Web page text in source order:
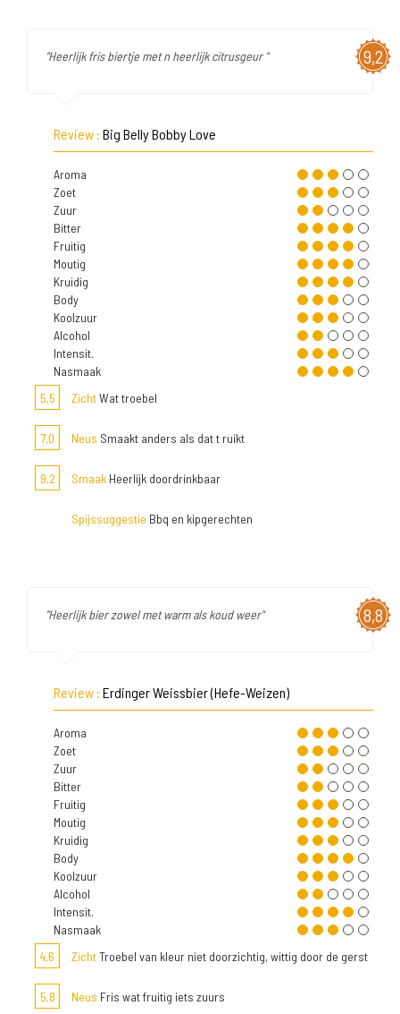
9,2
"Heerlijk fris biertje met n heerlijk citrusgeur "
Review : Big Belly Bobby Love
Aroma
Zoet
Zuur
Bitter
Fruitig
Moutig
Kruidig
Body
Koolzuur
Alcohol
Intensit.
Nasmaak
5,5
ZichtWat troebel
7,0 Neus Smaakt anders als dat t ruikt
9,2 Smaak Heerlijk doordrinkbaar
Spijssuggestie Bbq en kipgerechten
8,8
"Heerlijk bier zowel met warm als koud weer"
Review : Erdinger Weissbier (Hefe-Weizen)
Aroma
Zoet
Zuur
Bitter
Fruitig
Moutig
Kruidig
Body
Koolzuur
Alcohol
Intensit.
Nasmaak
4,6
ZichtTroebel van kleur niet doorzichtig, wittig door de gerst
5,8 Neus Fris wat fruitig iets zuurs